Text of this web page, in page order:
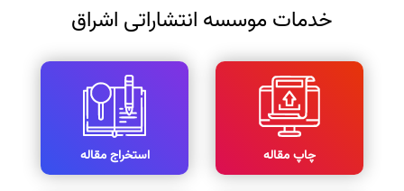
خدمات موسسه انتشاراتی اشراق
چاپ مقاله استخراج مقاله